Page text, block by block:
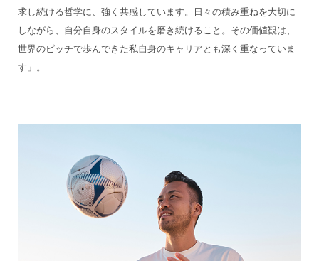
求し続ける哲学に、強く共感しています。日々の積み重ねを大切に
しながら、自分自身のスタイルを磨き続けること。その価値観は、
世界のピッチで歩んできた私自身のキャリアとも深く重なっていま
す」。